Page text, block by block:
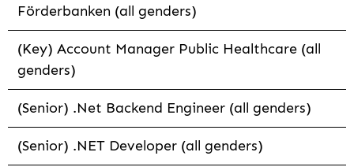
Förderbanken (all genders)
(Key) Account Manager Public Healthcare (all
genders)
(Senior) .Net Backend Engineer (all genders)
(Senior) .NET Developer (all genders)